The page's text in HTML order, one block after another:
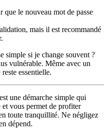
le nouveau mot de passe
mais il est recommandé
simple si je change souvent ?
vulnérable. Même avec un
essentielle.
une démarche simple qui
vous permet de profiter
toute tranquillité. Ne négligez
dépend.